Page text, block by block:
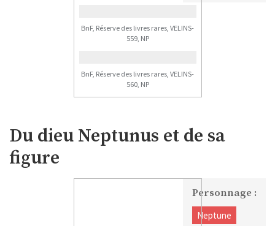
BnF, Réserve des livres rares, VELINS-
559, NP
BnF, Réserve des livres rares, VELINS-
560, NP
Du dieu Neptunus et de sa
figure
Personnage :
Neptune